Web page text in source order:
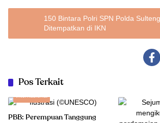
150 Bintara Polri SPN Polda
Ditempatkan di IKN
Pos Terkait
PBB: Perempuan Tanggung